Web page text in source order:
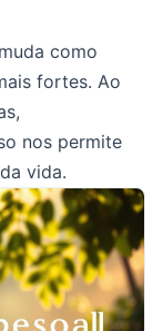
como
fortes. Ao
nos permite
vida.